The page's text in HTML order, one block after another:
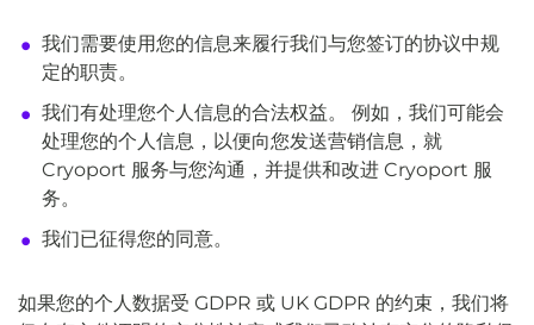
我们需要使用您的信息来履行我们与您签订的协议中规
定的职责。
我们有处理您个人信息的合法权益。 例如，我们可能会
处理您的个人信息，以便向您发送营销信息，就
Cryoport 服务与您沟通，并提供和改进 Cryoport 服
务。
我们已征得您的同意。
如果您的个人数据受 GDPR 或 UK GDPR 的约束，我们将